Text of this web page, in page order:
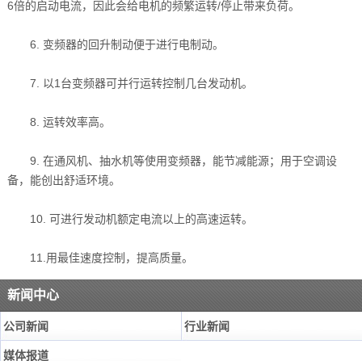
6倍的启动电流，因此会给电机的频繁运转/停止带来负荷。
6. 变频器的回升制动便于进行电制动。
7. 以1台变频器可并行运转控制几台发动机。
8. 运转效率高。
9. 在通风机、抽水机等使用变频器，能节减能源；用于空调设
备，能创出舒适环境。
10. 可进行发动机额定电流以上的高速运转。
11.用最佳速度控制，提高质量。
新闻中心
公司新闻 行业新闻
媒体报道